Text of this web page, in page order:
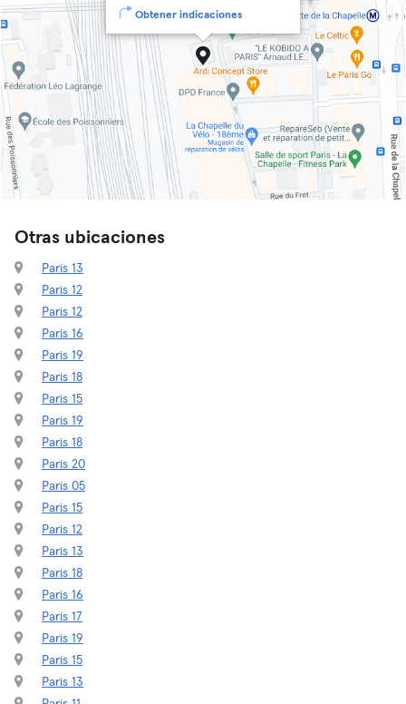
Obtener indicaciones
Otras ubicaciones
Paris 13
Paris 12
Paris 12
Paris 16
Paris 19
Paris 18
Paris 15
Paris 19
Paris 18
Paris 20
Paris 05
Paris 15
Paris 12
Paris 13
Paris 18
Paris 16
Paris 17
Paris 19
Paris 15
Paris 13